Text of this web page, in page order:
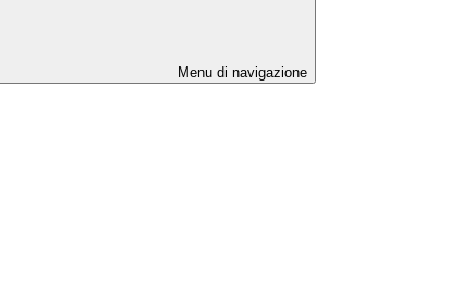
Menu di navigazione